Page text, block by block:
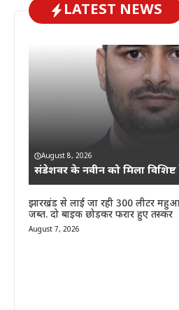
LATEST NEWS
August 8, 2026
संडेशवर के नवीन को मिला
झारखंड से लाई जा रही 300 लीटर
जब्त. दो बाइक छोड़कर फरार हुए तस्कर
August 7, 2026